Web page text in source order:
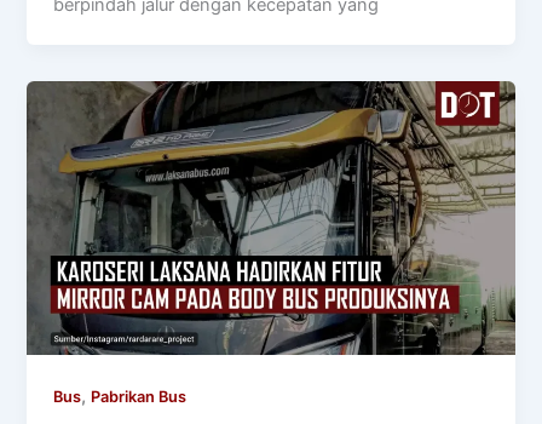
Bus, Pabrikan Bus